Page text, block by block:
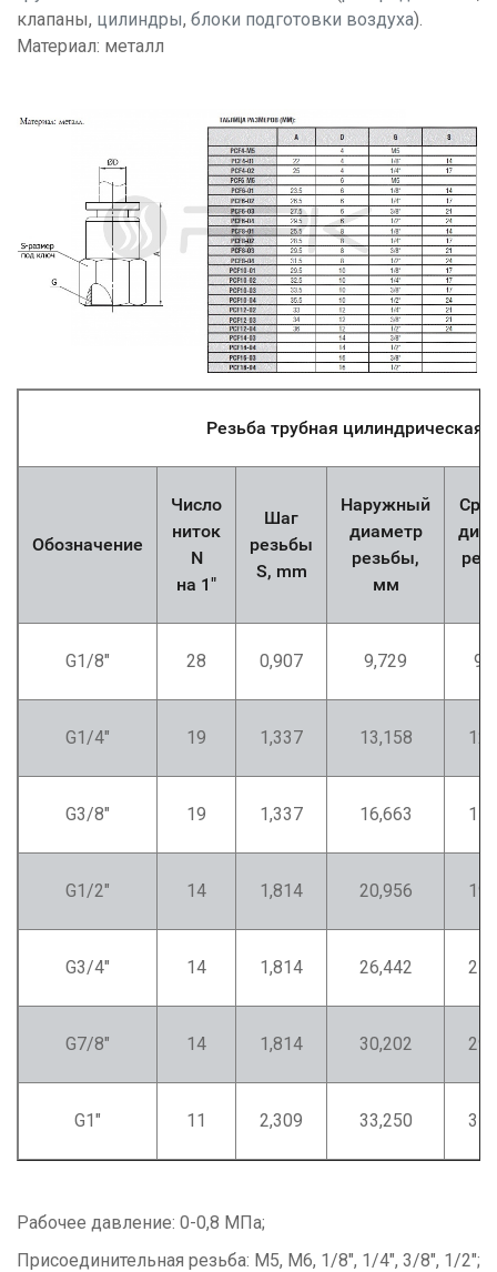
клапаны, цилиндры, блоки подготовки воздуха).
Материал: металл
Резьба трубная цилиндрическая
Обозначение
Число
ниток
N
на 1"
Шаг
резьбы
S, mm
Наружный
диаметр
резьбы,
мм
G1/8" 28 0,907 9,729
G1/4" 19 1,337 13,158
G3/8" 19 1,337 16,663
G1/2" 14 1,814 20,956
G3/4" 14 1,814 26,442
G7/8" 14 1,814 30,202
G1" 11 2,309 33,250
Рабочее давление: 0-0,8 МПа;
Присоединительная резьба: M5, М6, 1/8", 1/4", 3/8", 1/2";